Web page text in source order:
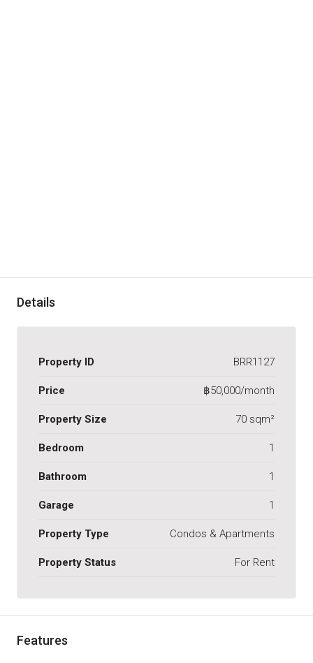
Details
Property ID BRR1127
Price ฿50,000/month
Property Size 70 sqm²
Bedroom 1
Bathroom 1
Garage 1
Property Type Condos & Apartments
Property Status For Rent
Features